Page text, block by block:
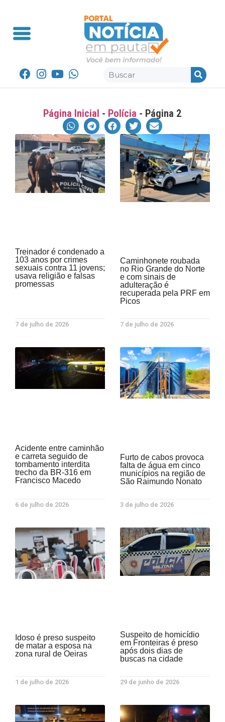
Página Inicial - Polícia - Página 2
Treinador é condenado a
103 anos por crimes
sexuais contra 11 jovens;
usava religião e falsas
promessas
7 de julho de 2026
Caminhonete roubada
no Rio Grande do Norte
e com sinais de
adulteração é
recuperada pela PRF em
Picos
7 de julho de 2026
Acidente entre caminhão
e carreta seguido de
tombamento interdita
trecho da BR-316 em
Francisco Macedo
6 de julho de 2026
Furto de cabos provoca
falta de água em cinco
municípios na região de
São Raimundo Nonato
3 de julho de 2026
Idoso é preso suspeito
de matar a esposa na
zona rural de Oeiras
1 de julho de 2026
Suspeito de homicídio
em Fronteiras é preso
após dois dias de
buscas na cidade
29 de junho de 2026